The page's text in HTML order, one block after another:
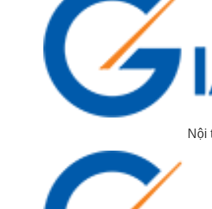
Nội